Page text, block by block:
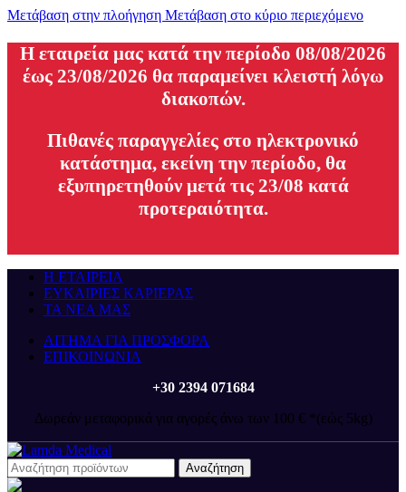
Μετάβαση στην πλοήγηση Μετάβαση στο κύριο περιεχόμενο
H εταιρεία μας κατά την περίοδο 08/08/2026
έως 23/08/2026 θα παραμείνει κλειστή λόγω
διακοπών.
Πιθανές παραγγελίες στο ηλεκτρονικό
κατάστημα, εκείνη την περίοδο, θα
εξυπηρετηθούν μετά τις 23/08 κατά
προτεραιότητα.
Η ΕΤΑΙΡΕΙΑ
ΕΥΚΑΙΡΙΕΣ ΚΑΡΙΕΡΑΣ
ΤΑ ΝΕΑ ΜΑΣ
ΑΙΤΗΜΑ ΓΙΑ ΠΡΟΣΦΟΡΑ
ΕΠΙΚΟΙΝΩΝΙΑ
+30 2394 071684
Δωρεάν μεταφορικά για αγορές άνω των 100 € *(εώς 5kg)
Αναζήτηση